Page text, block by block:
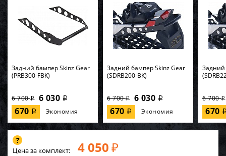
Задний бампер Skinz Gear
(PRB300-FBK)
6 700i 6 030 i
670 i Экономия
Задний бампер Skinz Gear
(SDRB200-BK)
6 700i 6 030 i
670 i Экономия
Задний
6 700i
670
Цена за комплект: 4 050 ₽